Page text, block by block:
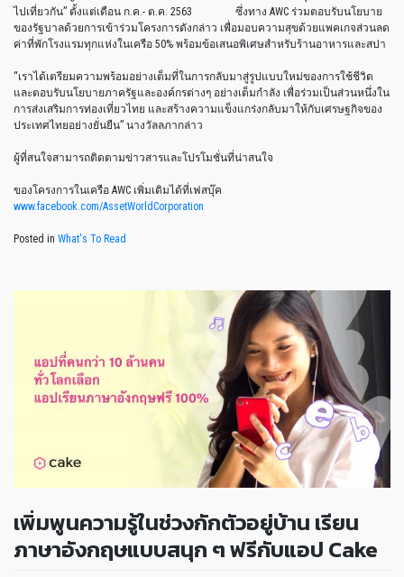
ไปเที่ยวกัน” ตั้งแต่เดือน ก ค .- ต ค . 2563 ซึ่งทาง AWC ร่วมตอบรับนโยบาย
ของรัฐบาลด้วยการเข้าร่วมโครงการดังกล่าว เพื่อมอบความสุขด้วยแพคเกจส่วนลด
ค่าที่พักโรงแรมทุกแห่งในเครือ 50% พร้อมข้อเสนอพิเศษสำหรับร้านอาหารและสปา
“เราได้เตรียมความพร้อมอย่างเต็มที่ในการกลับมาสู่รูปแบบใหม่ของการใช้ชีวิต
และตอบรับนโยบายภาครัฐและองค์กรต่างๆ อย่างเต็มกำลัง เพื่อร่วมเป็นส่วนหนึ่งใน
การส่งเสริมการท่องเที่ยวไทย และสร้างความแข็งแกร่งกลับมาให้กับเศรษฐกิจของ
ประเทศไทยอย่างยั่นยืน” นางวัลลภากล่าว
ผู้ที่สนใจสามารถติดตามข่าวสารและโปรโมชั่นที่น่าสนใจ
ของโครงการในเครือ AWC เพิ่มเติมได้ที่เฟสบุ๊ค
www.facebook.com/AssetWorldCorporation
Posted in What's To Read
เพิ่มพูนความรู้ในช่วงกักตัวอยู่บ้าน เรียน
ภาษาอังกฤษแบบสนุก ๆ ฟรีกับแอป Cake